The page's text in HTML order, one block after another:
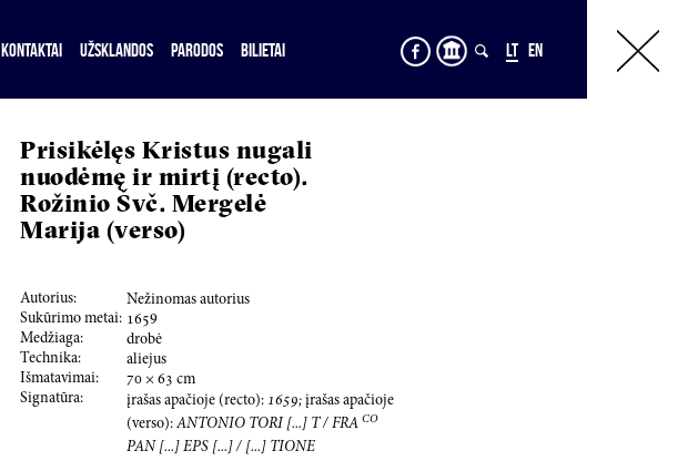
KONTAKTAI UŽSKLANDOS PARODOS BILIETAI LT EN
Prisikėlęs Kristus nugali
nuodėmę ir mirtį (recto).
Rožinio Švč. Mergelė
Marija (verso)
Autorius:
Nežinomas autorius
Sukūrimo metai: 1659
Medžiaga:
drobė
Technika:
aliejus
Išmatavimai:
70 × 63 cm
Signatūra:
įrašas apačioje (recto): 1659; įrašas apačioje
(verso): ANTONIO TORI [...] T / FRA CO
PAN [...] EPS [...] / [...] TIONE